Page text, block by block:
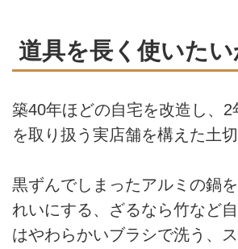
道具を長く使いたい
築40年ほどの自宅を改造し、
を取り扱う実店舗を構えた土切
黒ずんでしまったアルミの鍋
れいにする、ざるなら竹など
はやわらかいブラシで洗う、